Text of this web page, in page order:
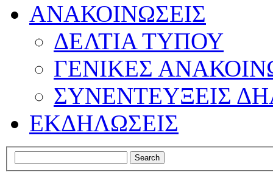
ΑΝΑΚΟΙΝΩΣΕΙΣ
ΔΕΛΤΙΑ ΤΥΠΟΥ
ΓΕΝΙΚΕΣ
ΣΥΝΕΝΤΕΥΞΕΙΣ
ΕΚΔΗΛΩΣΕΙΣ